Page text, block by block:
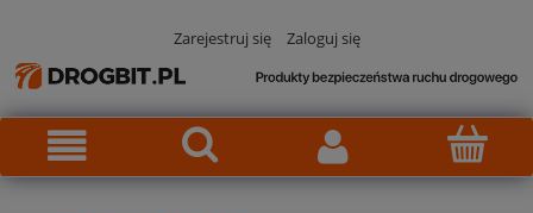
Zarejestruj się Zaloguj się